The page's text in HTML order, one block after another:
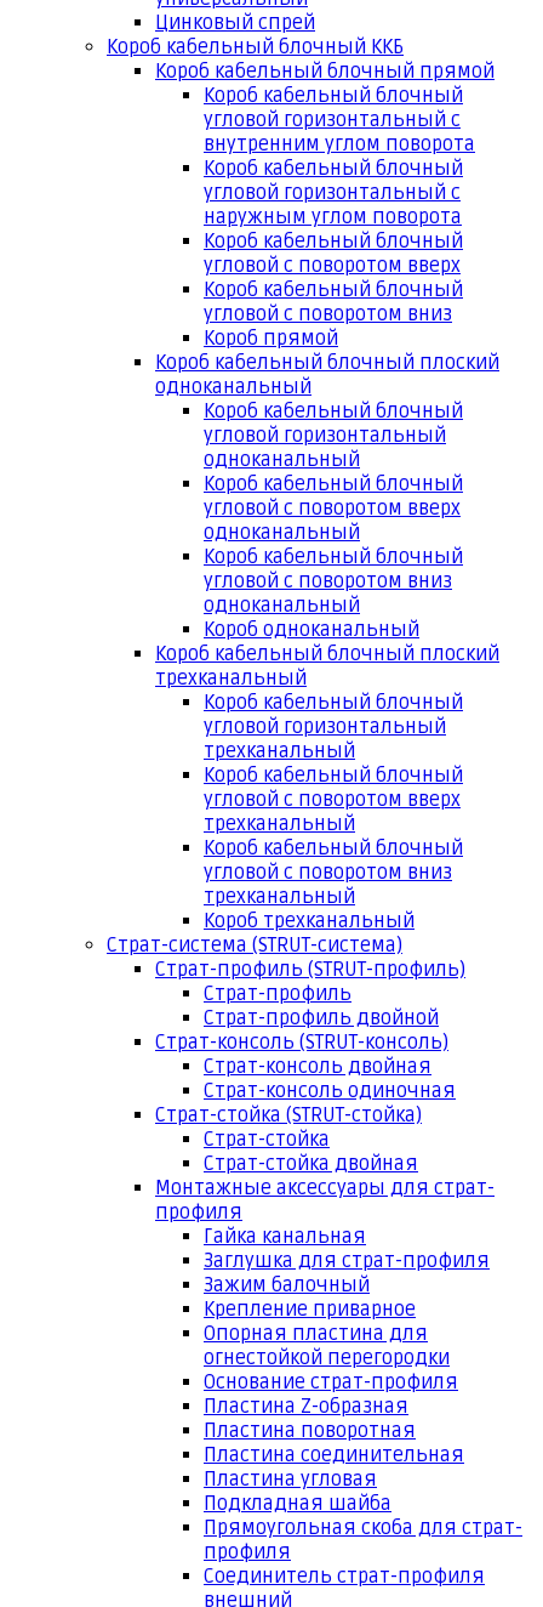
Цинковый спрей
Короб кабельный блочный ККБ
Короб кабельный блочный прямой
Короб кабельный блочный
угловой горизонтальный с
внутренним углом поворота
Короб кабельный блочный
угловой горизонтальный с
наружным углом поворота
Короб кабельный блочный
угловой с поворотом вверх
Короб кабельный блочный
угловой с поворотом вниз
Короб прямой
Короб кабельный блочный плоский
одноканальный
Короб кабельный блочный
угловой горизонтальный
одноканальный
Короб кабельный блочный
угловой с поворотом вверх
одноканальный
Короб кабельный блочный
угловой с поворотом вниз
одноканальный
Короб одноканальный
Короб кабельный блочный плоский
трехканальный
Короб кабельный блочный
угловой горизонтальный
трехканальный
Короб кабельный блочный
угловой с поворотом вверх
трехканальный
Короб кабельный блочный
угловой с поворотом вниз
трехканальный
Короб трехканальный
Страт-система (STRUT-система)
Страт-профиль (STRUT-профиль)
Страт-профиль
Страт-профиль двойной
Страт-консоль (STRUT-консоль)
Страт-консоль двойная
Страт-консоль одиночная
Страт-стойка (STRUT-стойка)
Страт-стойка
Страт-стойка двойная
Монтажные аксессуары для страт-
профиля
Гайка канальная
Заглушка для страт-профиля
Зажим балочный
Крепление приварное
Опорная пластина для
огнестойкой перегородки
Основание страт-профиля
Пластина Z-образная
Пластина поворотная
Пластина соединительная
Пластина угловая
Подкладная шайба
Прямоугольная скоба для страт-
профиля
Соединитель страт-профиля
внешний